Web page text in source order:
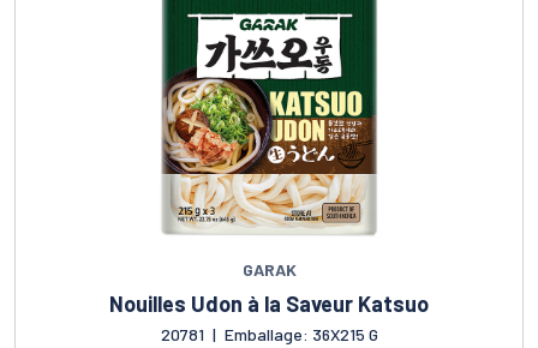
GARAK
Nouilles Udon à la Saveur Katsuo
20781 | Emballage: 36X215 G